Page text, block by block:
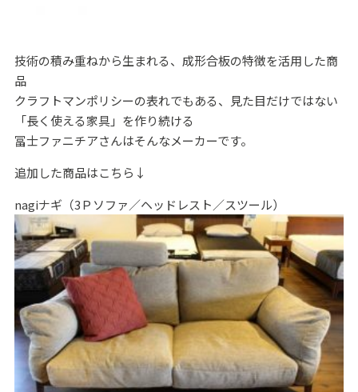
技術の積み重ねから生まれる、成形合板の特徴を活用した商
品
クラフトマンポリシーの表れでもある、見た目だけではない
「長く使える家具」を作り続ける
冨士ファニチアさんはそんなメーカーです。
追加した商品はこちら↓
nagiナギ（3Ｐソファ／ヘッドレスト／スツール）